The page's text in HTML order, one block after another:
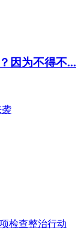
因为不得不...
袭
检查整治行动